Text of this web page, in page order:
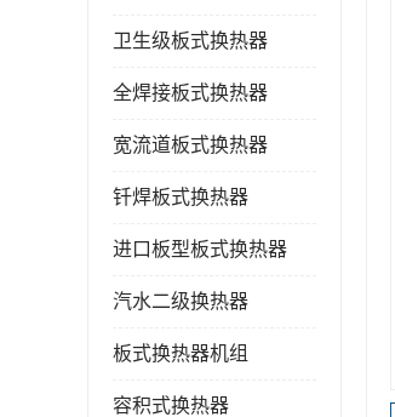
卫生级板式换热器
全焊接板式换热器
宽流道板式换热器
钎焊板式换热器
进口板型板式换热器
汽水二级换热器
板式换热器机组
容积式换热器